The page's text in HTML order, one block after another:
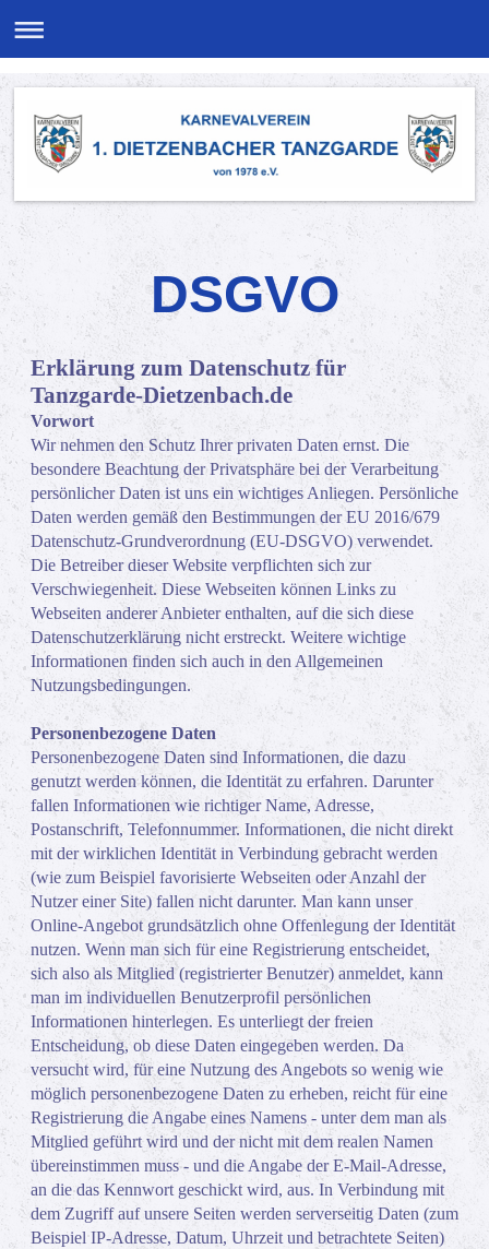
DSGVO
Erklärung zum Datenschutz für
Tanzgarde-Dietzenbach.de
Vorwort
Wir nehmen den Schutz Ihrer privaten Daten ernst. Die
besondere Beachtung der Privatsphäre bei der Verarbeitung
persönlicher Daten ist uns ein wichtiges Anliegen. Persönliche
Daten werden gemäß den Bestimmungen der EU 2016/679
Datenschutz-Grundverordnung (EU-DSGVO) verwendet.
Die Betreiber dieser Website verpflichten sich zur
Verschwiegenheit. Diese Webseiten können Links zu
Webseiten anderer Anbieter enthalten, auf die sich diese
Datenschutzerklärung nicht erstreckt. Weitere wichtige
Informationen finden sich auch in den Allgemeinen
Nutzungsbedingungen.
Personenbezogene Daten
Personenbezogene Daten sind Informationen, die dazu
genutzt werden können, die Identität zu erfahren. Darunter
fallen Informationen wie richtiger Name, Adresse,
Postanschrift, Telefonnummer. Informationen, die nicht direkt
mit der wirklichen Identität in Verbindung gebracht werden
(wie zum Beispiel favorisierte Webseiten oder Anzahl der
Nutzer einer Site) fallen nicht darunter. Man kann unser
Online-Angebot grundsätzlich ohne Offenlegung der Identität
nutzen. Wenn man sich für eine Registrierung entscheidet,
sich also als Mitglied (registrierter Benutzer) anmeldet, kann
man im individuellen Benutzerprofil persönlichen
Informationen hinterlegen. Es unterliegt der freien
Entscheidung, ob diese Daten eingegeben werden. Da
versucht wird, für eine Nutzung des Angebots so wenig wie
möglich personenbezogene Daten zu erheben, reicht für eine
Registrierung die Angabe eines Namens - unter dem man als
Mitglied geführt wird und der nicht mit dem realen Namen
übereinstimmen muss - und die Angabe der E-Mail-Adresse,
an die das Kennwort geschickt wird, aus. In Verbindung mit
dem Zugriff auf unsere Seiten werden serverseitig Daten (zum
Beispiel IP-Adresse, Datum, Uhrzeit und betrachtete Seiten)